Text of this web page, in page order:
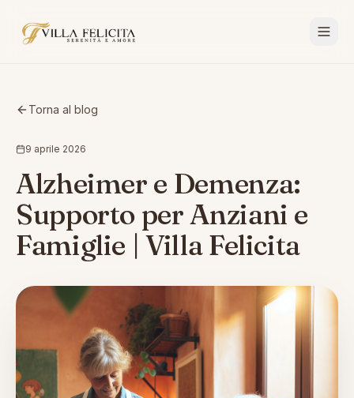
Torna al blog
9 aprile 2026
Alzheimer e Demenza:
Supporto per Anziani e
Famiglie | Villa Felicita